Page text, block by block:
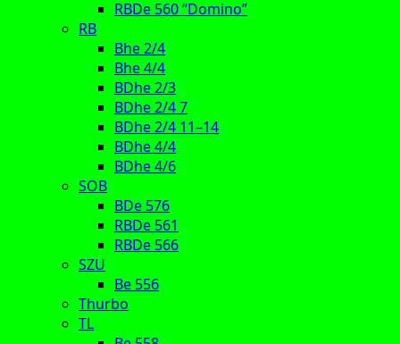
RBDe 560 “Domino”
RB
Bhe 2/4
Bhe 4/4
BDhe 2/3
BDhe 2/4 7
BDhe 2/4 11–14
BDhe 4/4
BDhe 4/6
SOB
BDe 576
RBDe 561
RBDe 566
SZU
Be 556
Thurbo
TL